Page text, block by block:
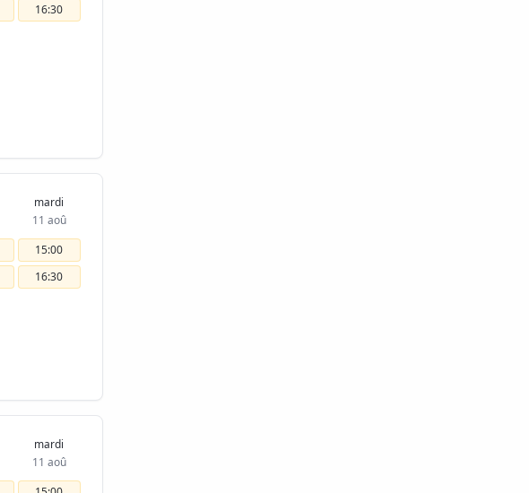
16:30
mardi
11 aoû
15:00
16:30
mardi
11 aoû